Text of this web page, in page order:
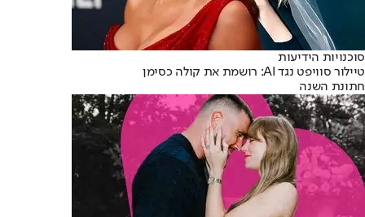
סוכנויות הידיעות
טיילור סוויפט נגד AI: רושמת את קולה כסימן
חתונת השנה